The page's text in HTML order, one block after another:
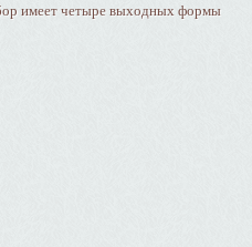
имеет четыре выходных формы